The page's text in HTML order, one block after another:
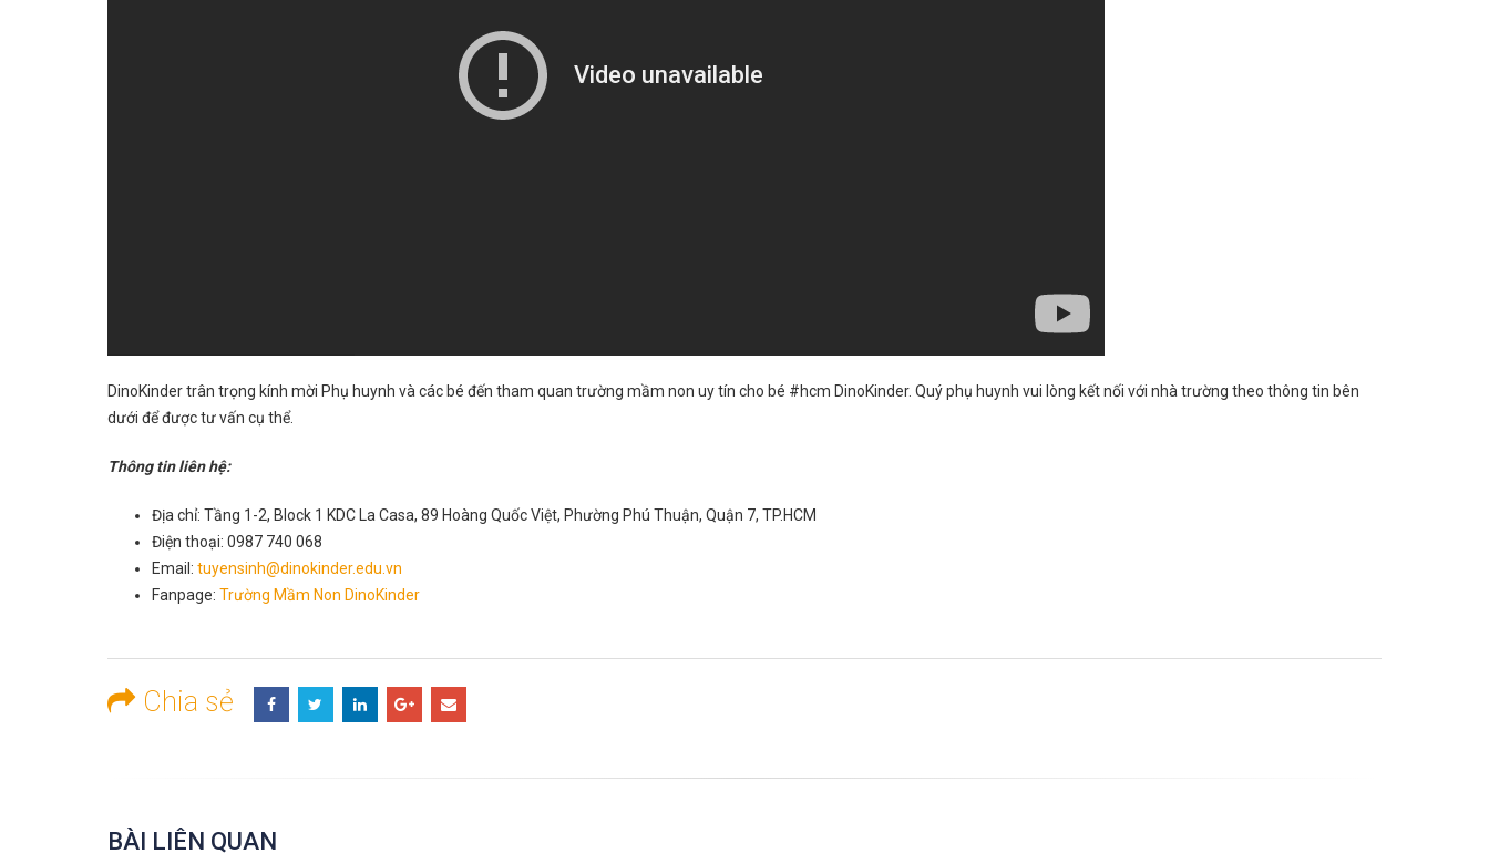
DinoKinder trân trọng kính mời Phụ huynh và các bé đến tham quan trường mầm non uy tín cho bé #hcm DinoKinder. Quý phụ huynh vui lòng kết nối với nhà trường theo thông tin bên
dưới để được tư vấn cụ thể.
Thông tin liên hệ:
Địa chỉ: Tầng 1-2, Block 1 KDC La Casa, 89 Hoàng Quốc Việt, Phường Phú Thuận, Quận 7, TP.HCM
Điện thoại: 0987 740 068
Email: tuyensinh@dinokinder.edu.vn
Fanpage: Trường Mầm Non DinoKinder
Chia sẻ
BÀI LIÊN QUAN